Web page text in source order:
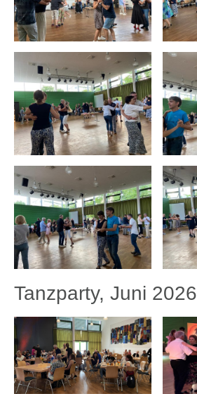
Tanzparty, Juni 2026